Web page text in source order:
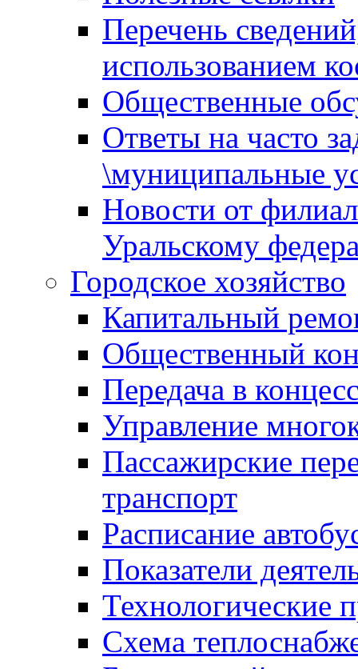
Перечень
использованием
Общественные
Ответы на часто
\муниципальные
Новости от
Уральскому
Городское хозяйство
Капитальный
Общественный
Передача в
Управление
Пассажирские
транспорт
Расписание
Показатели
Технологические
Схема